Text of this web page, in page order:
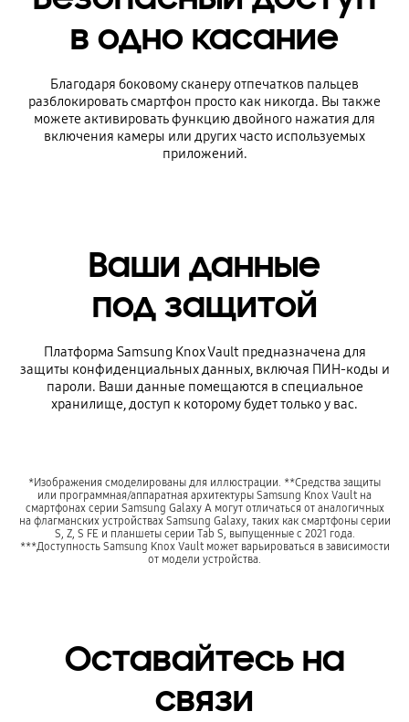
в одно касание
Благодаря боковому сканеру отпечатков пальцев
разблокировать смартфон просто как никогда. Вы также
можете активировать функцию двойного нажатия для
включения камеры или других часто используемых
приложений.
Ваши данные
под защитой
Платформа Samsung Knox Vault предназначена для
защиты конфиденциальных данных, включая ПИН-коды и
пароли. Ваши данные помещаются в специальное
хранилище, доступ к которому будет только у вас.
*Изображения смоделированы для иллюстрации. **Средства защиты
или программная/аппаратная архитектуры Samsung Knox Vault на
смартфонах серии Samsung Galaxy A могут отличаться от аналогичных
на флагманских устройствах Samsung Galaxy, таких как смартфоны серии
S, Z, S FE и планшеты серии Tab S, выпущенные с 2021 года.
***Доступность Samsung Knox Vault может варьироваться в зависимости
от модели устройства.
Оставайтесь на
связи